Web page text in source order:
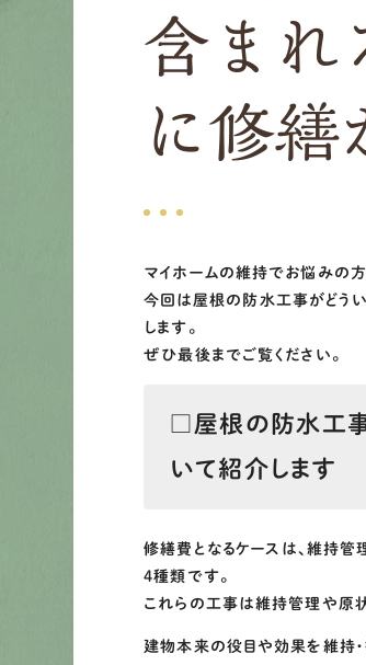
含まれ
に修繕
マイホームの維持でお悩みの
今回は屋根の防水工事がどう
します。
ぜひ最後までご覧ください。
□屋根の防水工
いて紹介します
修繕費となるケースは、維持
4種類です。
これらの工事は維持管理や原
建物本来の役目や効果を維持